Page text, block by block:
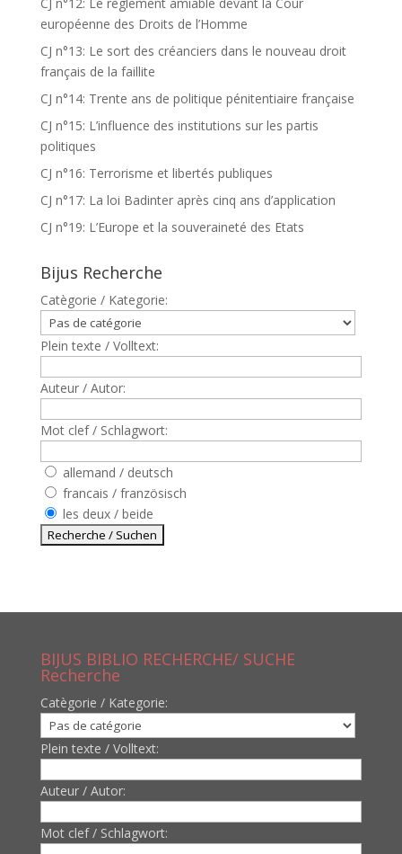
européenne des Droits de l’Homme
CJ n°13: Le sort des créanciers dans le nouveau droit
français de la faillite
CJ n°14: Trente ans de politique pénitentiaire française
CJ n°15: L’influence des institutions sur les partis
politiques
CJ n°16: Terrorisme et libertés publiques
CJ n°17: La loi Badinter après cinq ans d’application
CJ n°19: L’Europe et la souveraineté des Etats
Bijus Recherche
Catègorie / Kategorie:
Plein texte / Volltext:
Auteur / Autor:
Mot clef / Schlagwort:
allemand / deutsch
francais / französisch
les deux / beide
BIJUS BIBLIO RECHERCHE/ SUCHE
Recherche
Catègorie / Kategorie:
Plein texte / Volltext:
Auteur / Autor:
Mot clef / Schlagwort: